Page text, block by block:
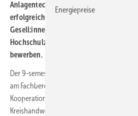
Anlagentechnik (HEAT) an der
erfolgreich angelaufen. Noch bis zum
Gesell:innen aus dem SHK-Handwerk mit
Hochschulzugangsberechtigung um
bewerben.
Der 9-semestrige Studiengang startet zum
am Fachbereich Maschinenbau und
Kooperation mit dem Fachverband SHK
Kreishandwerkerschaft Düsseldorf.
Energiepreise